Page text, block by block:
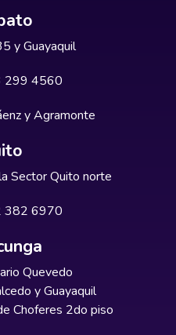
y Guayaquil
299 4560
y Agramonte
Sector Quito norte
382 6970
Quevedo
y Guayaquil
Choferes 2do piso